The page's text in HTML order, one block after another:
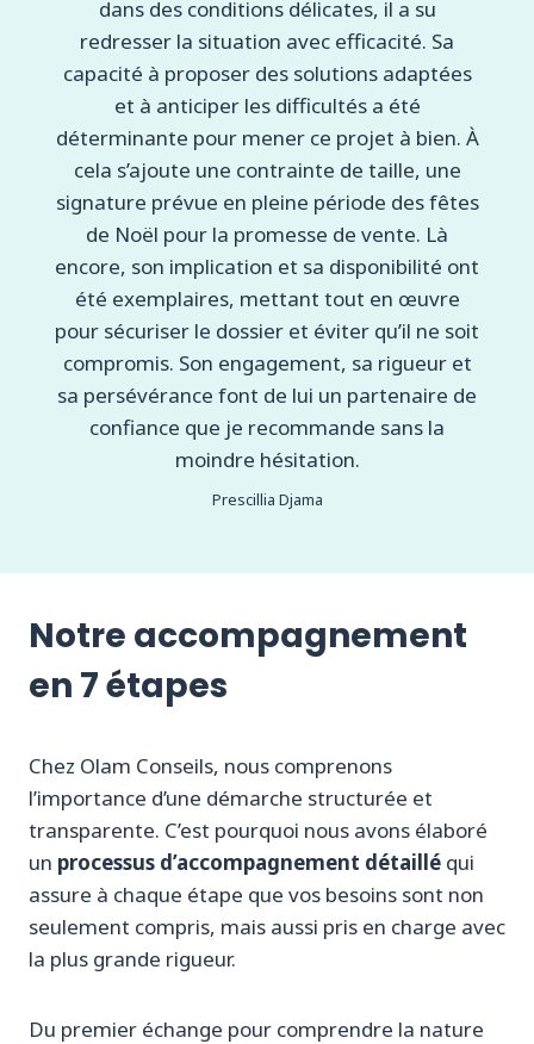
dans des conditions délicates, il a su
redresser la situation avec efficacité. Sa
capacité à proposer des solutions adaptées
et à anticiper les difficultés a été
déterminante pour mener ce projet à bien. À
cela s’ajoute une contrainte de taille, une
signature prévue en pleine période des fêtes
de Noël pour la promesse de vente. Là
encore, son implication et sa disponibilité ont
été exemplaires, mettant tout en œuvre
pour sécuriser le dossier et éviter qu’il ne soit
compromis. Son engagement, sa rigueur et
sa persévérance font de lui un partenaire de
confiance que je recommande sans la
moindre hésitation.
Prescillia Djama
Notre accompagnement
en 7 étapes
Chez Olam Conseils, nous comprenons
l’importance d’une démarche structurée et
transparente. C’est pourquoi nous avons élaboré
un processus d’accompagnement détaillé qui
assure à chaque étape que vos besoins sont non
seulement compris, mais aussi pris en charge avec
la plus grande rigueur.
Du premier échange pour comprendre la nature